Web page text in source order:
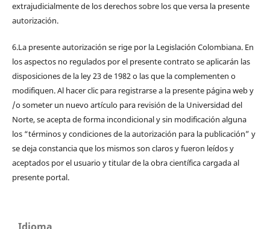
extrajudicialmente de los derechos sobre los que versa la presente
autorización.
6.La presente autorización se rige por la Legislación Colombiana. En
los aspectos no regulados por el presente contrato se aplicarán las
disposiciones de la ley 23 de 1982 o las que la complementen o
modifiquen. Al hacer clic para registrarse a la presente página web y
/o someter un nuevo artículo para revisión de la Universidad del
Norte, se acepta de forma incondicional y sin modificación alguna
los “términos y condiciones de la autorización para la publicación” y
se deja constancia que los mismos son claros y fueron leídos y
aceptados por el usuario y titular de la obra científica cargada al
presente portal.